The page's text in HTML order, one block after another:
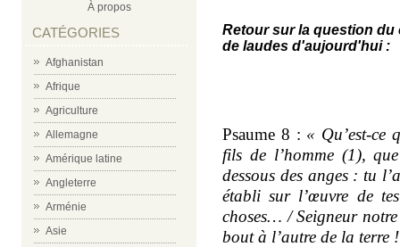
À propos
CATÉGORIES
Afghanistan
Afrique
Agriculture
Allemagne
Amérique latine
Angleterre
Arménie
Asie
Retour sur la question du
de laudes d'aujourd'hui :
Psaume 8 : « Qu’est-ce
fils de l’homme (1),
dessous des anges : tu
établi sur l’œuvre de
choses… / Seigneur
bout à l’autre de la terre